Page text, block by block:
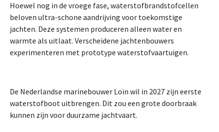
Hoewel nog in de vroege fase, waterstofbrandstofcellen
beloven ultra-schone aandrijving voor toekomstige
jachten. Deze systemen produceren alleen water en
warmte als uitlaat. Verscheidene jachtenbouwers
experimenteren met prototype waterstofvaartuigen.
De Nederlandse marinebouwer Loïn wil in 2027 zijn eerste
waterstofboot uitbrengen. Dit zou een grote doorbraak
kunnen zijn voor duurzame jachtvaart.